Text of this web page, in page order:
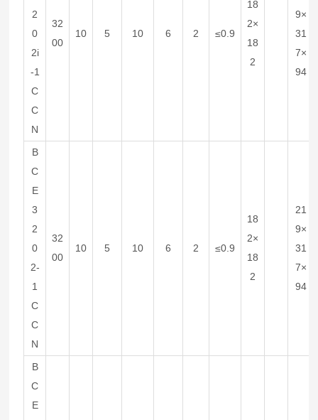
2
0
2i
-1
C
C
N
32
00
10 5 10 6 2 ≤0.9
18
2×
18
2
9×
31
7×
94
B
C
E
3
2
0
2-
1
C
C
N
32
00
10 5 10 6 2 ≤0.9
18
2×
18
2
21
9×
31
7×
94
B
C
E